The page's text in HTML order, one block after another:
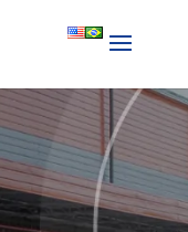
English
Português